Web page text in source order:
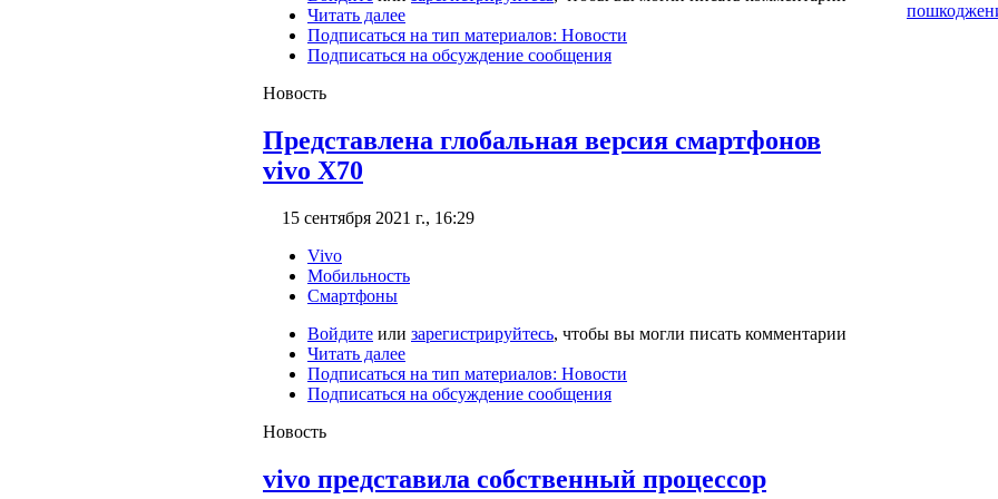
Читать далее
Подписаться на тип материалов: Новости
Подписаться на обсуждение сообщения
Новость
Представлена глобальная версия смартфонов
vivo X70
15 сентября 2021 г., 16:29
Vivo
Мобильность
Смартфоны
Войдите или зарегистрируйтесь, чтобы вы могли писать комментарии
Читать далее
Подписаться на тип материалов: Новости
Подписаться на обсуждение сообщения
Новость
vivo представила собственный процессор